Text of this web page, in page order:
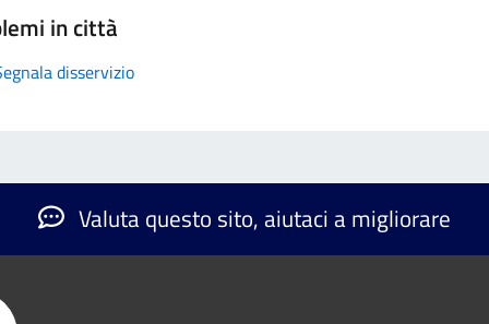
in città
disservizio
Valuta questo sito, aiutaci a migliorare